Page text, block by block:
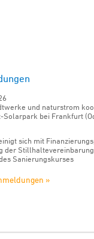
und naturstrom
Solarpark bei Frankfurt
sich mit
der
Sanierungskurses
»